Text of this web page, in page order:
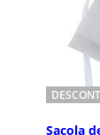
Sacola